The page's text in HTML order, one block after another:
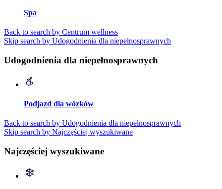
Spa
Back to search by Centrum wellness
Skip search by Udogodnienia dla niepełnosprawnych
Udogodnienia dla niepełnosprawnych
Podjazd dla wózków
Back to search by Udogodnienia dla niepełnosprawnych
Skip search by Najczęściej wyszukiwane
Najczęściej wyszukiwane